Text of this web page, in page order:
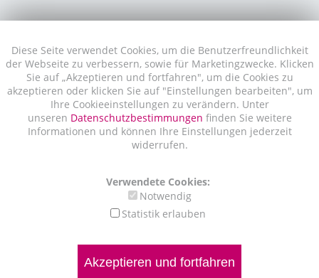
Diese Seite verwendet Cookies, um die Benutzerfreundlichkeit
der Webseite zu verbessern, sowie für Marketingzwecke. Klicken
Sie auf „Akzeptieren und fortfahren", um die Cookies zu
akzeptieren oder klicken Sie auf "Einstellungen bearbeiten", um
Ihre Cookieeinstellungen zu verändern. Unter
unseren Datenschutzbestimmungen finden Sie weitere
Informationen und können Ihre Einstellungen jederzeit
widerrufen.
Verwendete Cookies:
Notwendig
Statistik erlauben
Akzeptieren und fortfahren